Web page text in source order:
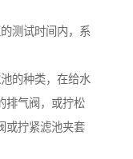
测试时间内，系
的种类，在给水
排气阀，或拧松
或拧紧滤池夹套